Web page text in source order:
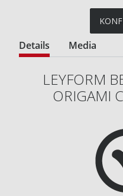
Details Media
LEYFORM
ORIGAMI